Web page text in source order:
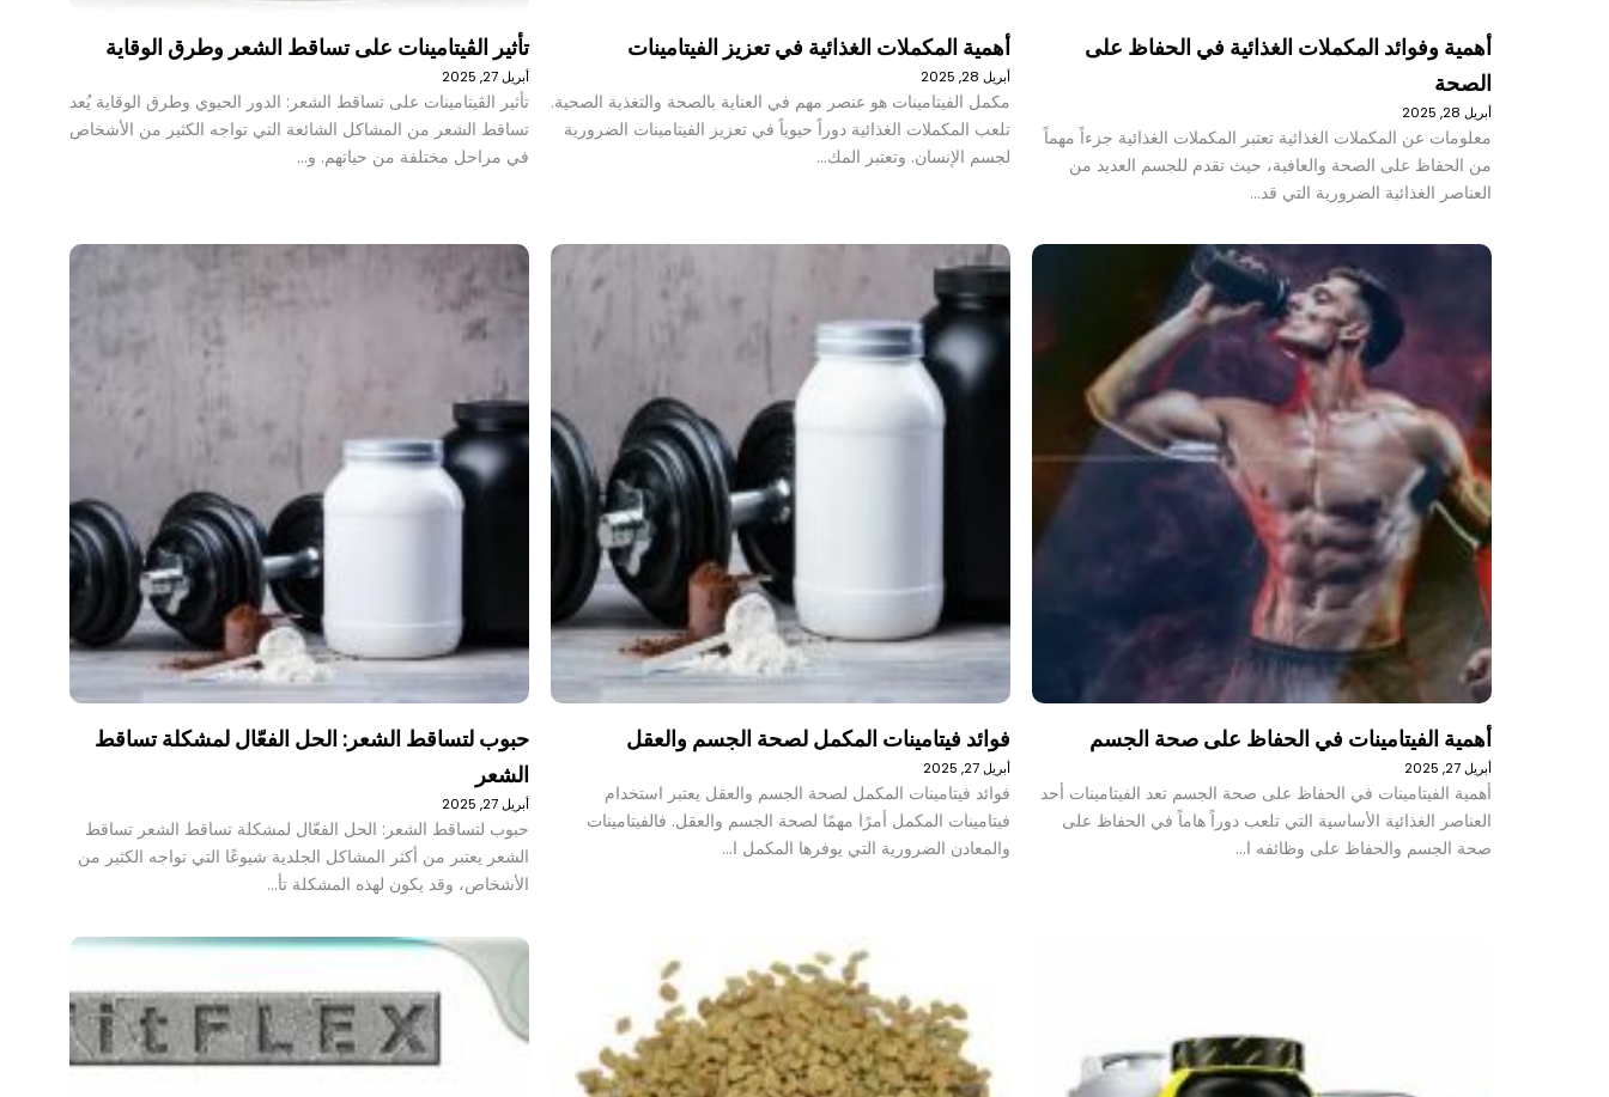
أهمية وفوائد المكملات الغذائية في الحفاظ على
الصحة
أبريل 28, 2025
معلومات عن المكملات الغذائية تعتبر المكملات الغذائية جزءاً مهماً
من الحفاظ على الصحة والعافية، حيث تقدم للجسم العديد من
العناصر الغذائية الضرورية التي قد…
أهمية المكملات الغذائية في تعزيز الفيتامينات
أبريل 28, 2025
مكمل الفيتامينات هو عنصر مهم في العناية بالصحة والتغذية الصحية.
تلعب المكملات الغذائية دوراً حيوياً في تعزيز الفيتامينات الضرورية
لجسم الإنسان. وتعتبر المك…
تأثير الڤيتامينات على تساقط الشعر وطرق الوقاية
أبريل 27, 2025
تأثير الڤيتامينات على تساقط الشعر: الدور الحيوي وطرق الوقاية يُعد
تساقط الشعر من المشاكل الشائعة التي تواجه الكثير من الأشخاص
في مراحل مختلفة من حياتهم. و…
أهمية الفيتامينات في الحفاظ على صحة الجسم
أبريل 27, 2025
أهمية الفيتامينات في الحفاظ على صحة الجسم تعد الفيتامينات أحد
العناصر الغذائية الأساسية التي تلعب دوراً هاماً في الحفاظ على
صحة الجسم والحفاظ على وظائفه ا…
فوائد فيتامينات المكمل لصحة الجسم والعقل
أبريل 27, 2025
فوائد فيتامينات المكمل لصحة الجسم والعقل يعتبر استخدام
فيتامينات المكمل أمرًا مهمًا لصحة الجسم والعقل. فالفيتامينات
والمعادن الضرورية التي يوفرها المكمل ا…
حبوب لتساقط الشعر: الحل الفعّال لمشكلة تساقط
الشعر
أبريل 27, 2025
حبوب لتساقط الشعر: الحل الفعّال لمشكلة تساقط الشعر تساقط
الشعر يعتبر من أكثر المشاكل الجلدية شيوعًا التي تواجه الكثير من
الأشخاص، وقد يكون لهذه المشكلة تأ…